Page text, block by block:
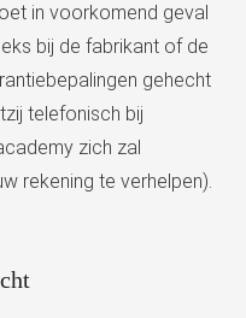
in voorkomend geval
bij de fabrikant of de
gehecht
telefonisch bij
zich zal
rekening te verhelpen).